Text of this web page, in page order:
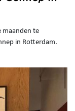
maanden te
in Rotterdam.